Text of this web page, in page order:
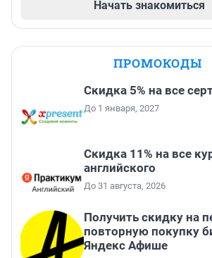
Начать знакомиться
ПРОМОКОДЫ
Скидка 5% на все
До 1 января, 2027
Скидка 11% на все
английского
До 31 августа, 2026
Получить скидку на
повторную покупку
Яндекс Афише